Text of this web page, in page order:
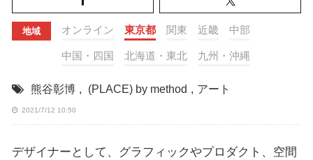
地域 オンライン 東京都 関東 近畿 中部
中国・四国 北海道・東北 九州・沖縄
熊谷彰博 , (PLACE) by method , アート
2021/7/12 10:50
デザイナーとして、グラフィックやプロダクト、空間